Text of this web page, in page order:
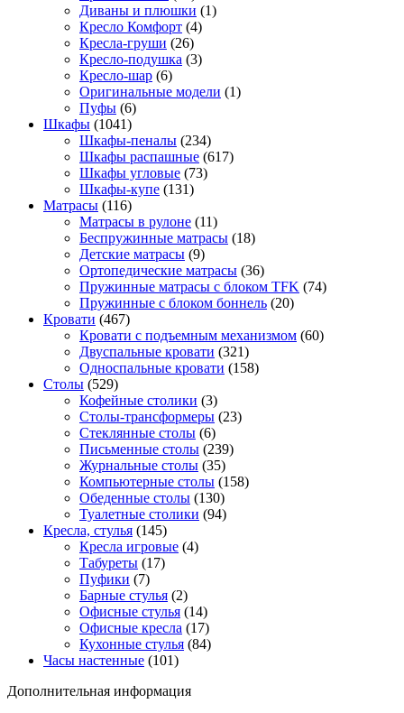
Диваны и плюшки (1)
Кресло Комфорт (4)
Кресла-груши (26)
Кресло-подушка (3)
Кресло-шар (6)
Оригинальные модели (1)
Пуфы (6)
Шкафы (1041)
Шкафы-пеналы (234)
Шкафы распашные (617)
Шкафы угловые (73)
Шкафы-купе (131)
Матрасы (116)
Матрасы в рулоне (11)
Беспружинные матрасы (18)
Детские матрасы (9)
Ортопедические матрасы (36)
Пружинные матрасы с блоком TFK (74)
Пружинные с блоком боннель (20)
Кровати (467)
Кровати с подъемным механизмом (60)
Двуспальные кровати (321)
Односпальные кровати (158)
Столы (529)
Кофейные столики (3)
Столы-трансформеры (23)
Стеклянные столы (6)
Письменные столы (239)
Журнальные столы (35)
Компьютерные столы (158)
Обеденные столы (130)
Туалетные столики (94)
Кресла, стулья (145)
Кресла игровые (4)
Табуреты (17)
Пуфики (7)
Барные стулья (2)
Офисные стулья (14)
Офисные кресла (17)
Кухонные стулья (84)
Часы настенные (101)
Дополнительная информация